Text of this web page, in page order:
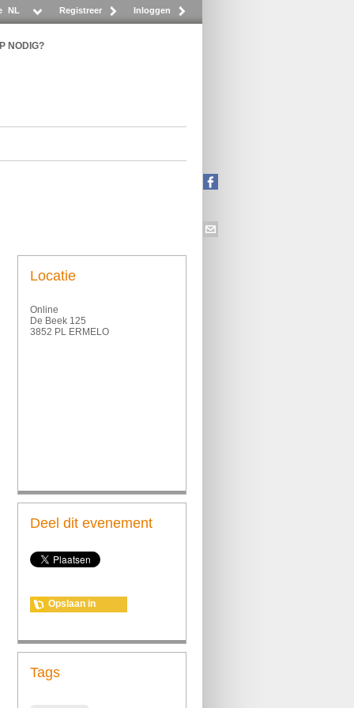
Registreer Inloggen
NL
NODIG?
Locatie
Online
De Beek 125
3852 PL ERMELO
Deel dit evenement
Opslaan in
Tags